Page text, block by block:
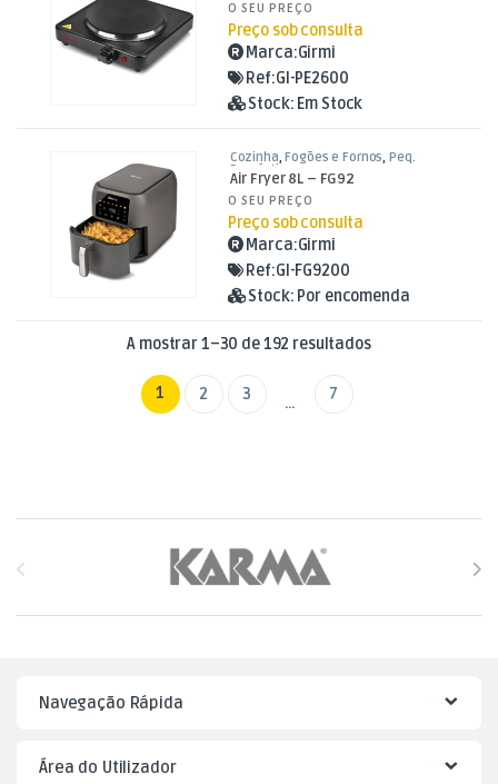
O SEU PREÇO
Preço sob consulta
Marca:Girmi
Ref:GI-PE2600
Stock: Em Stock
Cozinha, Fogões e Fornos, Peq.
Domésticos
Air Fryer 8L – FG92
O SEU PREÇO
Preço sob consulta
Marca:Girmi
Ref:GI-FG9200
Stock: Por encomenda
A mostrar 1–30 de 192 resultadosOrdenado por
1 2 3 … 7
Navegação Rápida
Área do Utilizador